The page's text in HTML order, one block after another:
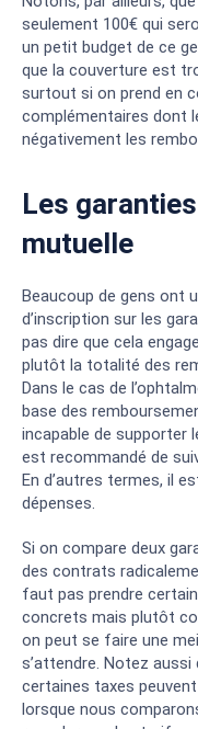
seulement 100€ qui
un petit budget de ce
que la couverture est
surtout si on prend en
complémentaires dont
négativement les
Les
mutuelle
Beaucoup de gens ont
d’inscription sur les
pas dire que cela
plutôt la totalité des
Dans le cas de
base des
incapable de supporter
est recommandé de
En d’autres termes, il
dépenses.
Si on compare deux
des contrats
faut pas prendre
concrets mais plutôt
on peut se faire une
s’attendre. Notez aussi
certaines taxes
lorsque nous